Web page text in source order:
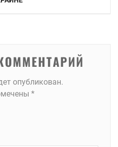
опубликован.
*